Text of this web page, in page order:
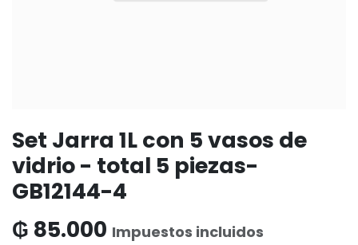
Set Jarra 1L con 5 vasos de
vidrio - total 5 piezas-
GB12144-4
₲ 85.000 Impuestos incluidos